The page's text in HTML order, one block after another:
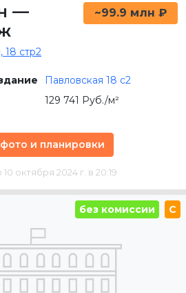
—
~99.9 млн ₽
18 стр2
Павловская 18 с2
129 741 Руб./м²
и планировки
октября 2024 г. в 20:19
без комиссии C